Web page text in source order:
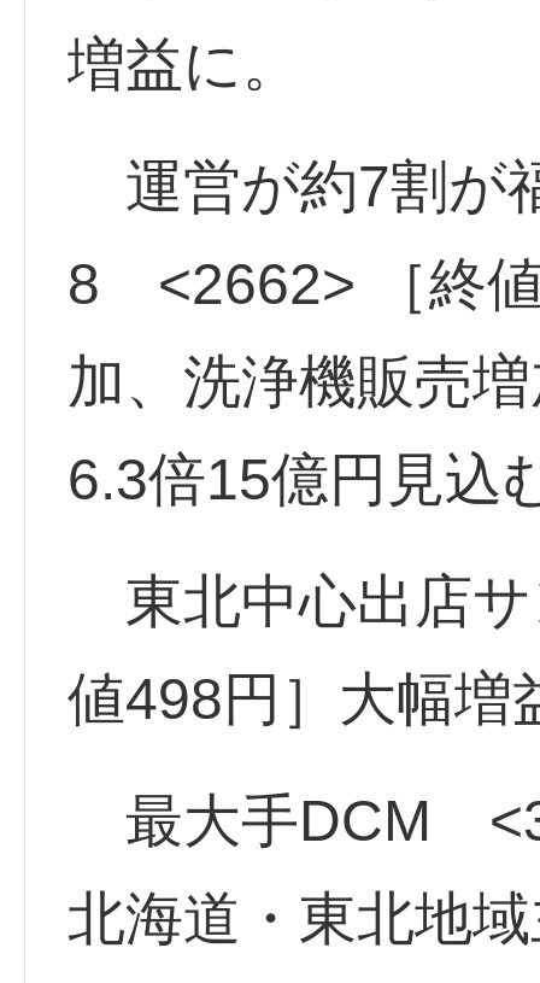
増益に。
運営が約7割が
8 <2662> ［終
加、洗浄機販売
6.3倍15億円見込
東北中心出店
値498円］大幅
最大手DCM
北海道・東北地